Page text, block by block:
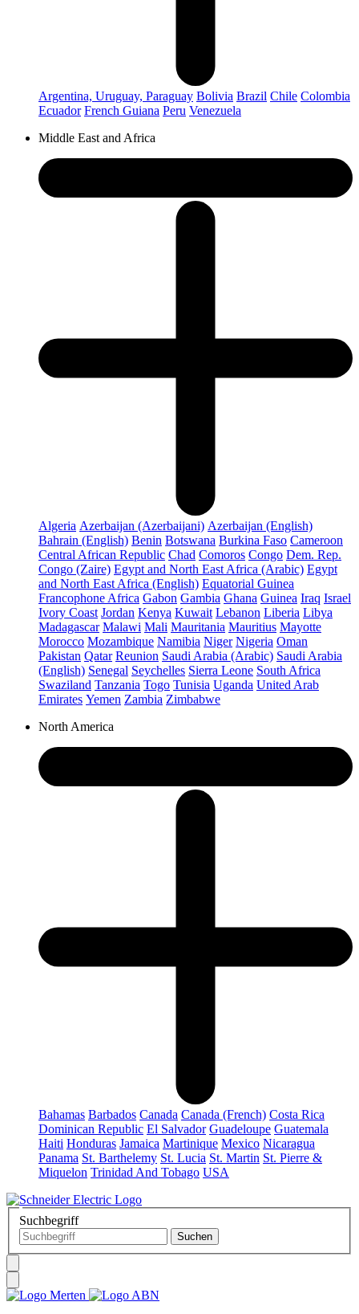
Argentina, Uruguay, Paraguay Bolivia Brazil Chile Colombia
Ecuador French Guiana Peru Venezuela
Middle East and Africa
Algeria Azerbaijan (Azerbaijani) Azerbaijan (English)
Bahrain (English) Benin Botswana Burkina Faso Cameroon
Central African Republic Chad Comoros Congo Dem. Rep.
Congo (Zaire) Egypt and North East Africa (Arabic) Egypt
and North East Africa (English) Equatorial Guinea
Francophone Africa Gabon Gambia Ghana Guinea Iraq Israel
Ivory Coast Jordan Kenya Kuwait Lebanon Liberia Libya
Madagascar Malawi Mali Mauritania Mauritius Mayotte
Morocco Mozambique Namibia Niger Nigeria Oman
Pakistan Qatar Reunion Saudi Arabia (Arabic) Saudi Arabia
(English) Senegal Seychelles Sierra Leone South Africa
Swaziland Tanzania Togo Tunisia Uganda United Arab
Emirates Yemen Zambia Zimbabwe
North America
Bahamas Barbados Canada Canada (French) Costa Rica
Dominican Republic El Salvador Guadeloupe Guatemala
Haiti Honduras Jamaica Martinique Mexico Nicaragua
Panama St. Barthelemy St. Lucia St. Martin St. Pierre &
Miquelon Trinidad And Tobago USA
Suchbegriff